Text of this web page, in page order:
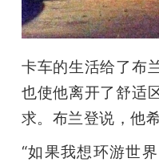
卡车的生活给了布
也使他离开了舒适
求。布兰登说，他
“如果我想环游世